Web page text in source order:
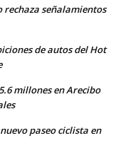
rechaza señalamientos
de autos del Hot
millones en Arecibo
paseo ciclista en